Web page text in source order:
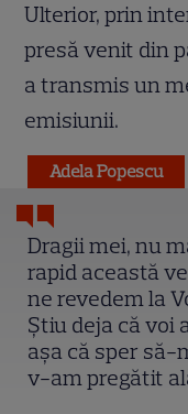
Ulterior, prin
presă venit din
a transmis un
emisiunii.
Dragii mei, nu
rapid această
ne revedem la
Știu deja că voi
așa că sper să-
v-am pregătit
Adela Popescu